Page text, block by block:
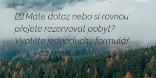
💌 Máte dotaz nebo si rovnou
přejete rezervovat pobyt?
Vyplňte jednoduchý formulář
níže – ozveme se vám co
nejdříve s dalšími informacemi.